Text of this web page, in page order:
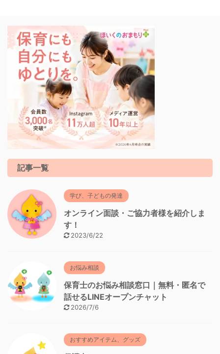
記事一覧
学び、子どもの発達
オンライン面談・ご協力者様を紹介しま
す！
2023/6/22
お悩み相談
保育士のお悩み相談窓口｜無料・匿名で
話せるLINEオープンチャット
2026/7/6
おすすめアイテム、グッズ